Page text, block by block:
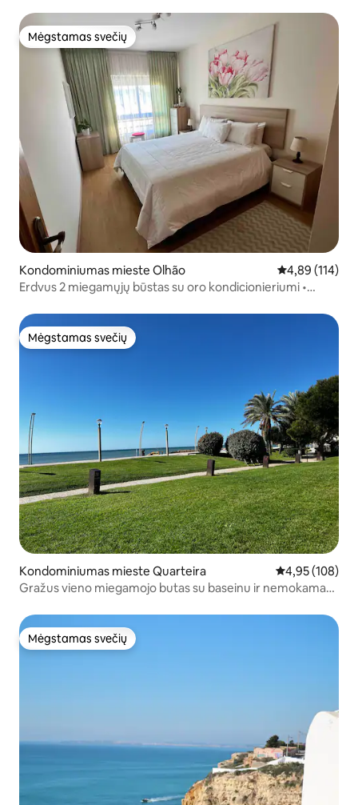
Mėgstamas svečių
Mėgstamas svečių
Kondominiumas mieste Olhão Vidutinis
4,89 (114)
Erdvus 2 miegamųjų būstas su oro kondicionieriumi •
Mėgstamas svečių
Mėgstamas svečių
Kondominiumas mieste Quarteira Vidutinis
4,95 (108)
Gražus vieno miegamojo butas su baseinu ir nemokama
Mėgstamas svečių
Mėgstamas svečių